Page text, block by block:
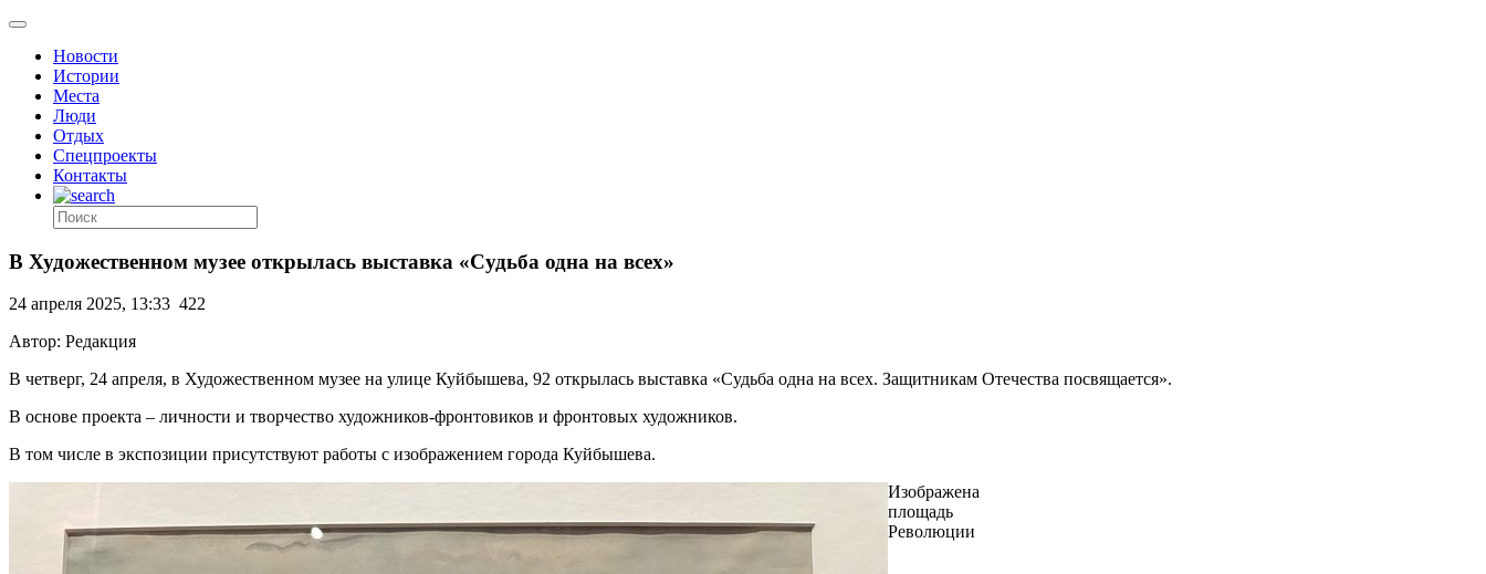
Новости
Истории
Места
Люди
Отдых
Спецпроекты
Контакты
В Художественном музее открылась выставка «Судьба одна на всех»
24 апреля 2025, 13:33 422
Автор: Редакция
В четверг, 24 апреля, в Художественном музее на улице Куйбышева, 92 открылась выставка «Судьба одна на всех. Защитникам Отечества посвящается».
В основе проекта – личности и творчество художников-фронтовиков и фронтовых художников.
В том числе в экспозиции присутствуют работы с изображением города Куйбышева.
Изображена
площадь
Революции